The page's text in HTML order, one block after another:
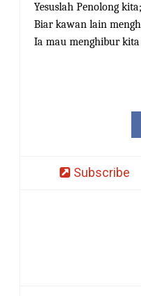
Yesuslah Penolong
Biar kawan lain
Ia mau menghibur kita
Subscribe